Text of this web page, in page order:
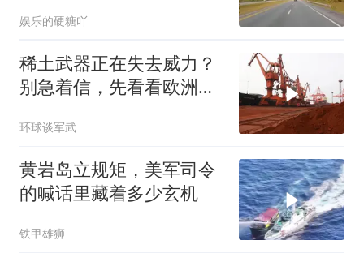
娱乐的硬糖吖
稀土武器正在失去威力？
别急着信，先看看欧洲军
环球谈军武
黄岩岛立规矩，美军司令
的喊话里藏着多少玄机
铁甲雄狮